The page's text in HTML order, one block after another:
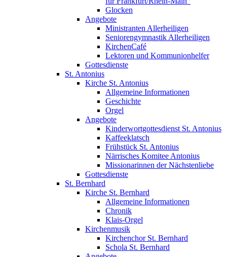
Glocken
Angebote
Ministranten Allerheiligen
Seniorengymnastik Allerheiligen
KirchenCafé
Lektoren und Kommunionhelfer
Gottesdienste
St. Antonius
Kirche St. Antonius
Allgemeine Informationen
Geschichte
Orgel
Angebote
Kinderwortgottesdienst St. Antonius
Kaffeeklatsch
Frühstück St. Antonius
Närrisches Komitee Antonius
Missionarinnen der Nächstenliebe
Gottesdienste
St. Bernhard
Kirche St. Bernhard
Allgemeine Informationen
Chronik
Klais-Orgel
Kirchenmusik
Kirchenchor St. Bernhard
Schola St. Bernhard